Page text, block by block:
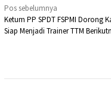
Navigasi
pos
Pos sebelumnya
Ketum PP SPDT FSPMI Dorong
Siap Menjadi Trainer TTM